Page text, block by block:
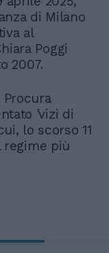
di Milano
al
Poggi
2007.
Procura
'vizi di
lo scorso 11
regime più